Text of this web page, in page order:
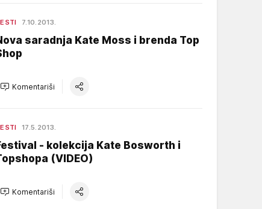
7.10.2013.
saradnja Kate Moss i brenda Top
Komentariši
17.5.2013.
- kolekcija Kate Bosworth i
(VIDEO)
Komentariši